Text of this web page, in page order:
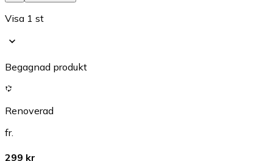
Visa 1 st
Begagnad produkt
Renoverad
fr.
299 kr